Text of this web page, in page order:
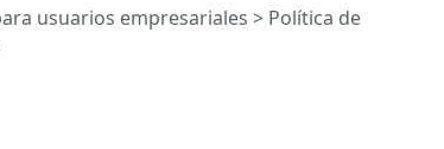
usuarios empresariales > Política de